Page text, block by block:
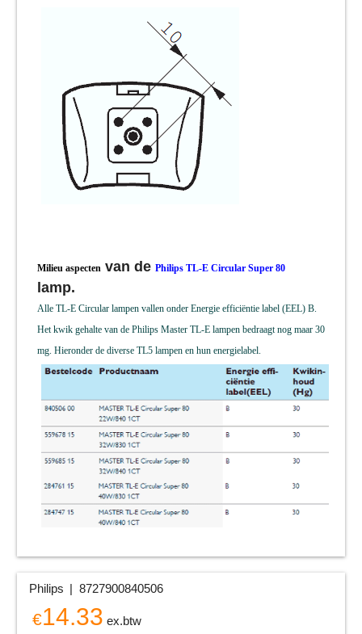
Milieu aspecten van de Philips TL-E Circular Super 80
lamp.
Alle TL-E Circular lampen vallen onder Energie efficiëntie label (EEL) B.
Het kwik gehalte van de Philips Master TL-E lampen bedraagt nog maar 30
mg. Hieronder de diverse TL5 lampen en hun energielabel.
Philips 8727900840506
€14.33 ex.btw